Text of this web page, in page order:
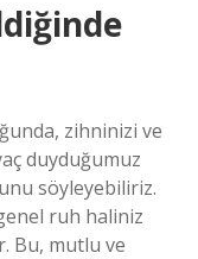
zihninizi ve
duyduğumuz
söyleyebiliriz.
ruh haliniz
Bu, mutlu ve